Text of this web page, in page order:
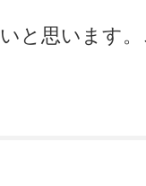
と思います